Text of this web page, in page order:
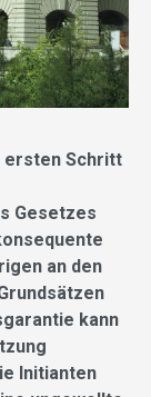
ersten Schritt
Gesetzes
an den
kann
Initianten